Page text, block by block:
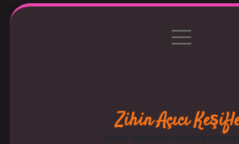
Gizlilik Politikası
menüyü
aç
Zihin Açıcı
Merak uyandıran bilgilerle